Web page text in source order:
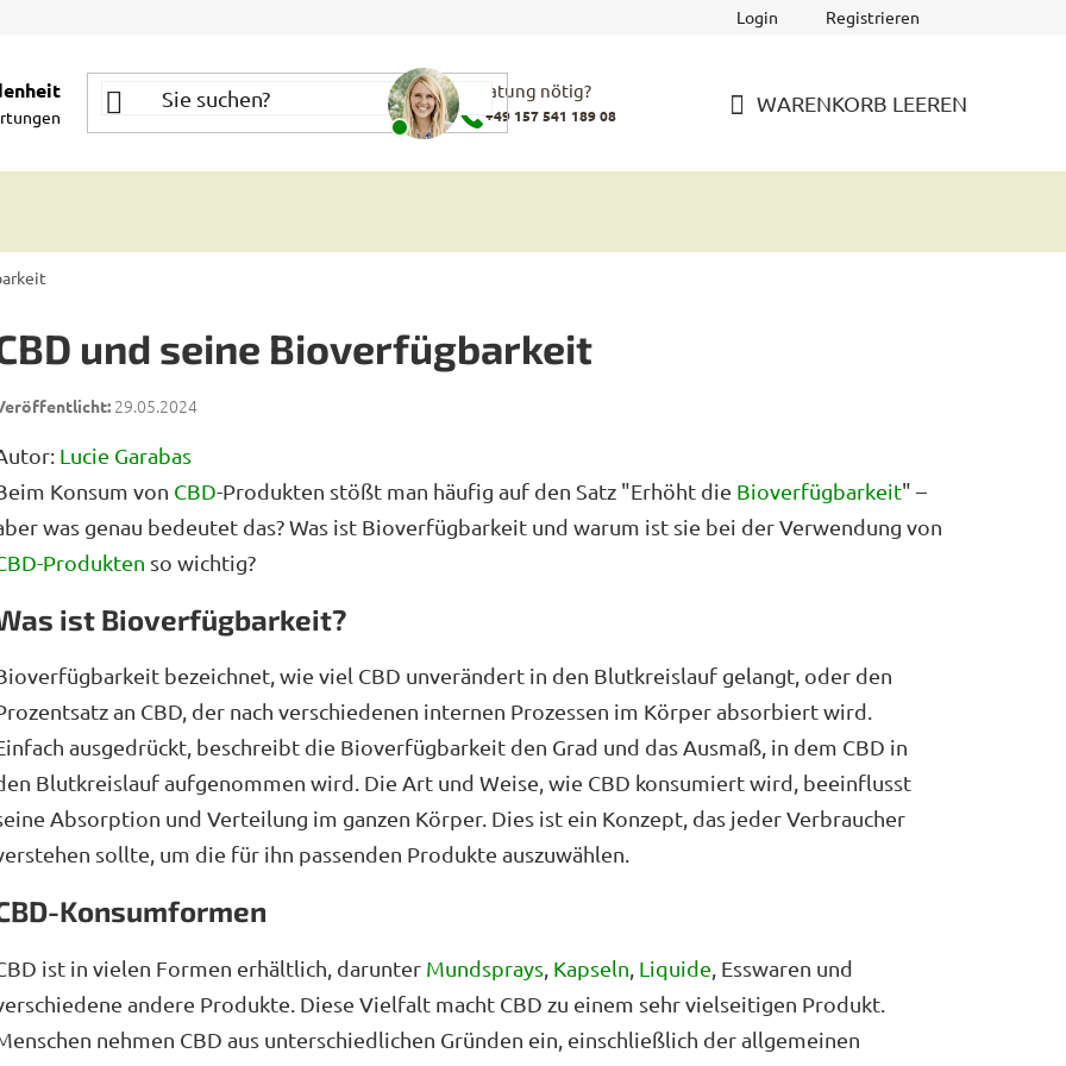
Login Registrieren
Beratung nötig?
+49 157 541 189 08 WARENKORB LEEREN
und seine Bioverfügbarkeit
29.05.2024
Lucie Garabas
Konsum von CBD-Produkten stößt man häufig auf den Satz "Erhöht die Bioverfügbarkeit" –
was genau bedeutet das? Was ist Bioverfügbarkeit und warum ist sie bei der Verwendung von
Produkten so wichtig?
ist Bioverfügbarkeit?
bezeichnet, wie viel CBD unverändert in den Blutkreislauf gelangt, oder den
an CBD, der nach verschiedenen internen Prozessen im Körper absorbiert wird.
ausgedrückt, beschreibt die Bioverfügbarkeit den Grad und das Ausmaß, in dem CBD in
Blutkreislauf aufgenommen wird. Die Art und Weise, wie CBD konsumiert wird, beeinflusst
Absorption und Verteilung im ganzen Körper. Dies ist ein Konzept, das jeder Verbraucher
sollte, um die für ihn passenden Produkte auszuwählen.
Konsumformen
ist in vielen Formen erhältlich, darunter Mundsprays, Kapseln, Liquide, Esswaren und
andere Produkte. Diese Vielfalt macht CBD zu einem sehr vielseitigen Produkt.
nehmen CBD aus unterschiedlichen Gründen ein, einschließlich der allgemeinen